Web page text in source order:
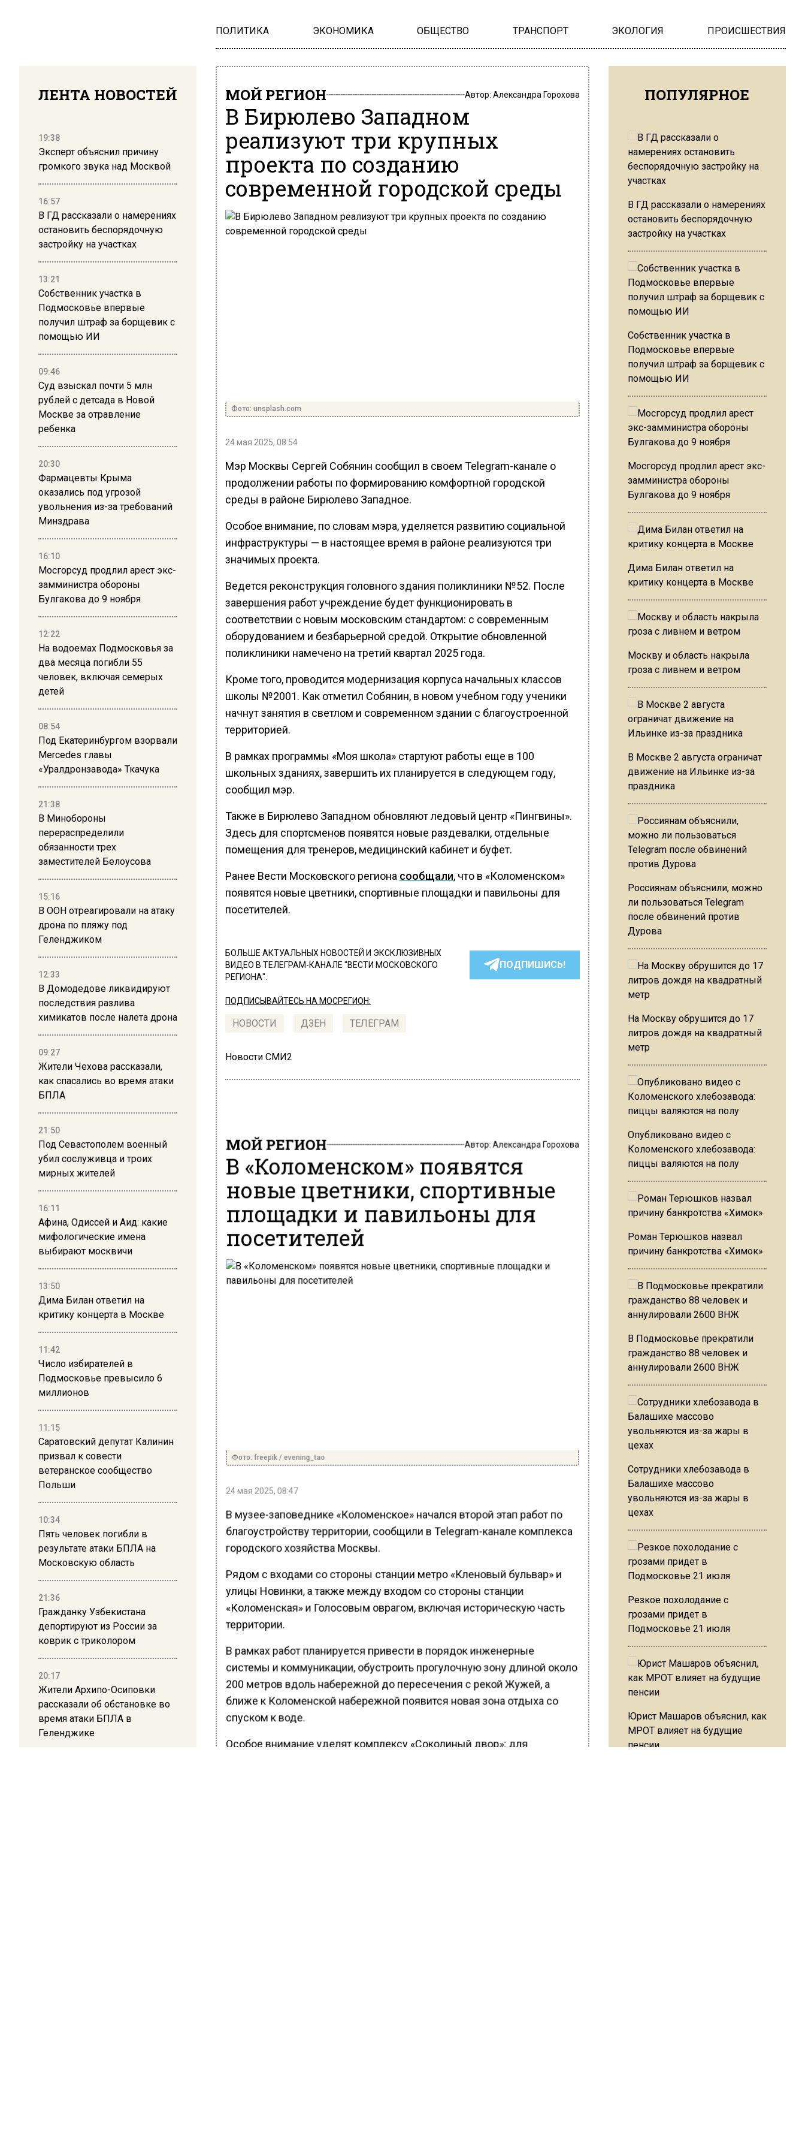
ПОЛИТИКА ЭКОНОМИКА ОБЩЕСТВО ТРАНСПОРТ ЭКОЛОГИЯ ПРОИСШЕСТВИЯ
ЛЕНТА НОВОСТЕЙ
19:38
Эксперт объяснил причину
громкого звука над Москвой
16:57
В ГД рассказали о намерениях
остановить беспорядочную
застройку на участках
13:21
Собственник участка в
Подмосковье впервые
получил штраф за борщевик с
помощью ИИ
09:46
Суд взыскал почти 5 млн
рублей с детсада в Новой
Москве за отравление
ребенка
20:30
Фармацевты Крыма
оказались под угрозой
увольнения из-за требований
Минздрава
16:10
Мосгорсуд продлил арест экс-
замминистра обороны
Булгакова до 9 ноября
12:22
На водоемах Подмосковья за
два месяца погибли 55
человек, включая семерых
детей
08:54
Под Екатеринбургом взорвали
Mercedes главы
«Уралдронзавода» Ткачука
21:38
В Минобороны
перераспределили
обязанности трех
заместителей Белоусова
15:16
В ООН отреагировали на атаку
дрона по пляжу под
Геленджиком
12:33
В Домодедове ликвидируют
последствия разлива
химикатов после налета дрона
09:27
Жители Чехова рассказали,
как спасались во время атаки
БПЛА
21:50
Под Севастополем военный
убил сослуживца и троих
мирных жителей
16:11
Афина, Одиссей и Аид: какие
мифологические имена
выбирают москвичи
13:50
Дима Билан ответил на
критику концерта в Москве
11:42
Число избирателей в
Подмосковье превысило 6
миллионов
11:15
Саратовский депутат Калинин
призвал к совести
ветеранское сообщество
Польши
10:34
Пять человек погибли в
результате атаки БПЛА на
Московскую область
21:36
Гражданку Узбекистана
депортируют из России за
коврик с триколором
20:17
Жители Архипо-Осиповки
рассказали об обстановке во
время атаки БПЛА в
Геленджике
МОЙ РЕГИОН Автор: Александра Горохова
В Бирюлево Западном
реализуют три крупных
проекта по созданию
современной городской среды
Фото: unsplash.com
24 мая 2025, 08:54
Мэр Москвы Сергей Собянин сообщил в своем Telegram-канале о
продолжении работы по формированию комфортной городской
среды в районе Бирюлево Западное.
Особое внимание, по словам мэра, уделяется развитию социальной
инфраструктуры — в настоящее время в районе реализуются три
значимых проекта.
Ведется реконструкция головного здания поликлиники №52. После
завершения работ учреждение будет функционировать в
соответствии с новым московским стандартом: с современным
оборудованием и безбарьерной средой. Открытие обновленной
поликлиники намечено на третий квартал 2025 года.
Кроме того, проводится модернизация корпуса начальных классов
школы №2001. Как отметил Собянин, в новом учебном году ученики
начнут занятия в светлом и современном здании с благоустроенной
территорией.
В рамках программы «Моя школа» стартуют работы еще в 100
школьных зданиях, завершить их планируется в следующем году,
сообщил мэр.
Также в Бирюлево Западном обновляют ледовый центр «Пингвины».
Здесь для спортсменов появятся новые раздевалки, отдельные
помещения для тренеров, медицинский кабинет и буфет.
Ранее Вести Московского региона сообщали, что в «Коломенском»
появятся новые цветники, спортивные площадки и павильоны для
посетителей.
БОЛЬШЕ АКТУАЛЬНЫХ НОВОСТЕЙ И ЭКСКЛЮЗИВНЫХ
ВИДЕО В ТЕЛЕГРАМ-КАНАЛЕ "ВЕСТИ МОСКОВСКОГО
РЕГИОНА".
ПОДПИШИСЬ!
ПОДПИСЫВАЙТЕСЬ НА МОСРЕГИОН:
НОВОСТИ ДЗЕН ТЕЛЕГРАМ
Новости СМИ2
МОЙ РЕГИОН Автор: Александра Горохова
В «Коломенском» появятся
новые цветники, спортивные
площадки и павильоны для
посетителей
Фото: freepik / evening_tao
24 мая 2025, 08:47
В музее-заповеднике «Коломенское» начался второй этап работ по
благоустройству территории, сообщили в Telegram-канале комплекса
городского хозяйства Москвы.
Рядом с входами со стороны станции метро «Кленовый бульвар» и
улицы Новинки, а также между входом со стороны станции
«Коломенская» и Голосовым оврагом, включая историческую часть
территории.
В рамках работ планируется привести в порядок инженерные
системы и коммуникации, обустроить прогулочную зону длиной около
200 метров вдоль набережной до пересечения с рекой Жужей, а
ближе к Коломенской набережной появится новая зона отдыха со
спуском к воде.
Особое внимание уделят комплексу «Соколиный двор»: для
ПОПУЛЯРНОЕ
В ГД рассказали о намерениях
остановить беспорядочную
застройку на участках
Собственник участка в
Подмосковье впервые
получил штраф за борщевик с
помощью ИИ
Мосгорсуд продлил арест экс-
замминистра обороны
Булгакова до 9 ноября
Дима Билан ответил на
критику концерта в Москве
Москву и область накрыла
гроза с ливнем и ветром
В Москве 2 августа ограничат
движение на Ильинке из-за
праздника
Россиянам объяснили, можно
ли пользоваться Telegram
после обвинений против
Дурова
На Москву обрушится до 17
литров дождя на квадратный
метр
Опубликовано видео с
Коломенского хлебозавода:
пиццы валяются на полу
Роман Терюшков назвал
причину банкротства «Химок»
В Подмосковье прекратили
гражданство 88 человек и
аннулировали 2600 ВНЖ
Сотрудники хлебозавода в
Балашихе массово
увольняются из-за жары в
цехах
Резкое похолодание с
грозами придет в
Подмосковье 21 июля
Юрист Машаров объяснил, как
МРОТ влияет на будущие
пенсии